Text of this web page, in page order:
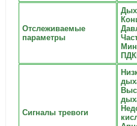
Отслеживаемые
параметры
Сигналы тревоги